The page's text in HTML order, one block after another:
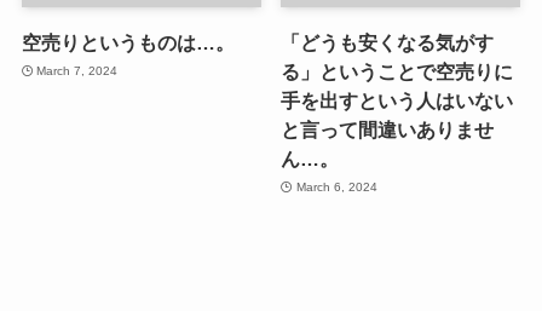
空売りというものは…。
March 7, 2024
「どうも安くなる気がす
る」ということで空売りに
手を出すという人はいない
と言って間違いありませ
ん…。
March 6, 2024